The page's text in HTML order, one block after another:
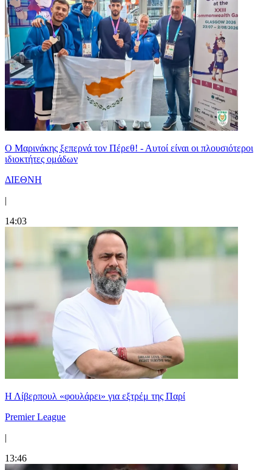
Ο Μαρινάκης ξεπερνά τον Πέρεθ! - Αυτοί είναι οι πλουσιότεροι
ιδιοκτήτες ομάδων
ΔΙΕΘΝΗ
|
14:03
Η Λίβερπουλ «φουλάρει» για εξτρέμ της Παρί
Premier League
|
13:46